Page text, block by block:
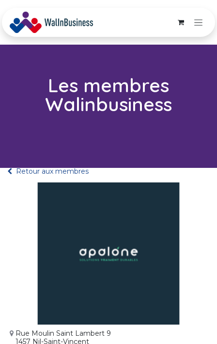
Les membres
Walinbusiness
Retour aux membres
Rue Moulin Saint Lambert 9
1457 Nil-Saint-Vincent